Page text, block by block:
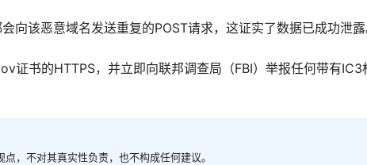
向该恶意域名发送重复的POST请求，这证实了数据已成功泄露
证书的HTTPS，并立即向联邦调查局（FBI）举报任何带有IC3
，不对其真实性负责，也不构成任何建议。